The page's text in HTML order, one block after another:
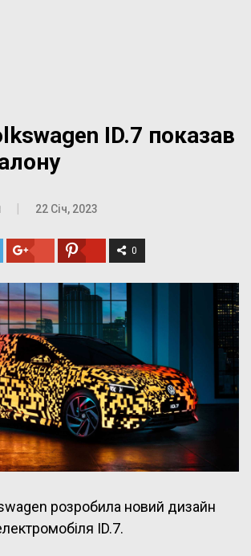
ID.7 показав
| 22 Січ, 2023
0
розробила новий дизайн
ID.7.